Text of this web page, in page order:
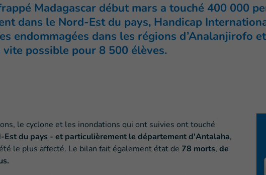
Madagascar début mars a touché 400 000
dans le Nord-Est du pays, Handicap
endommagées dans les régions d’Analanjirofo
possible pour 8 500 élèves.
le cyclone et les inondations qui ont suivies ont touché
Est du pays - et particulièrement le département d'Antalaha,
le plus affecté. Le bilan fait également état de 78 morts, de